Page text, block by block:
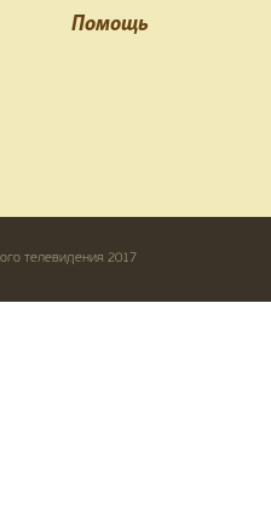
Помощь
телевидения 2017